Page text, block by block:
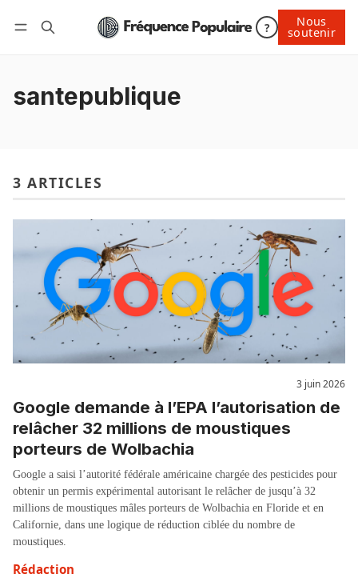
? Nous
soutenir
Nous soutenir
santepublique
3 ARTICLES
3 juin 2026
Google demande à l’EPA l’autorisation de
relâcher 32 millions de moustiques
porteurs de Wolbachia
Google a saisi l’autorité fédérale américaine chargée des pesticides pour
obtenir un permis expérimental autorisant le relâcher de jusqu’à 32
millions de moustiques mâles porteurs de Wolbachia en Floride et en
Californie, dans une logique de réduction ciblée du nombre de
moustiques.
Rédaction